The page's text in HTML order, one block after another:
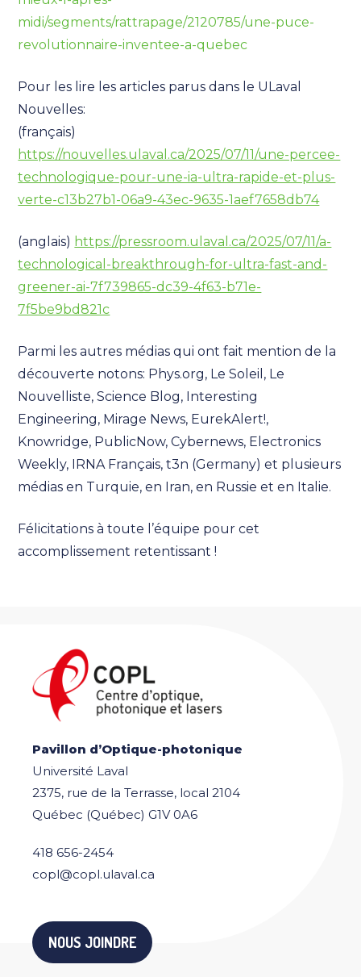
midi/segments/rattrapage/2120785/une-puce-
revolutionnaire-inventee-a-quebec
Pour les lire les articles parus dans le ULaval
Nouvelles:
(français)
https://nouvelles.ulaval.ca/2025/07/11/une-percee-
technologique-pour-une-ia-ultra-rapide-et-plus-
verte-c13b27b1-06a9-43ec-9635-1aef7658db74
(anglais) https://pressroom.ulaval.ca/2025/07/11/a-
technological-breakthrough-for-ultra-fast-and-
greener-ai-7f739865-dc39-4f63-b71e-
7f5be9bd821c
Parmi les autres médias qui ont fait mention de la
découverte notons: Phys.org, Le Soleil, Le
Nouvelliste, Science Blog, Interesting
Engineering, Mirage News, EurekAlert!,
Knowridge, PublicNow, Cybernews, Electronics
Weekly, IRNA Français, t3n (Germany) et plusieurs
médias en Turquie, en Iran, en Russie et en Italie.
Félicitations à toute l’équipe pour cet
accomplissement retentissant !
Pavillon d’Optique-photonique
Université Laval
2375, rue de la Terrasse, local 2104
Québec (Québec) G1V 0A6
418 656-2454
copl@copl.ulaval.ca
NOUS JOINDRE